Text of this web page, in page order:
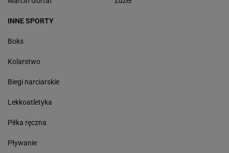
INNE SPORTY
Boks
Kolarstwo
Biegi narciarskie
Lekkoatletyka
Piłka ręczna
Pływanie